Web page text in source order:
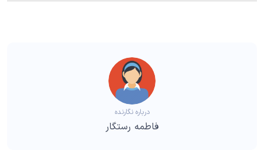
درباره نگارنده
فاطمه رستگار